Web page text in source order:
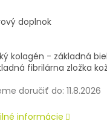
doručiť do: 11.8.2026
doplnok
kolagén - základná
fibrilárna zložka
informácie